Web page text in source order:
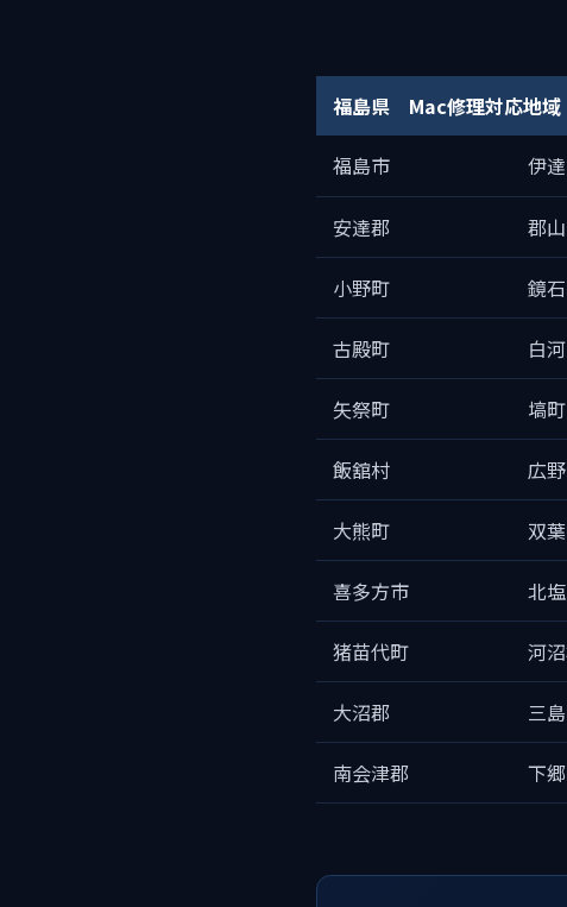
福島県 Mac修理対応地域
福島市 伊
安達郡 郡
小野町 鏡
古殿町 白
矢祭町 塙町
飯舘村 広
大熊町 双
喜多方市 北
猪苗代町 河
大沼郡 三
南会津郡 下